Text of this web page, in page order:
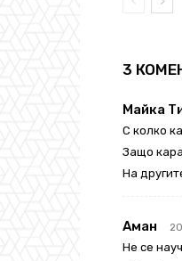
3
Майка
С колко
Защо
На
Аман
Не се